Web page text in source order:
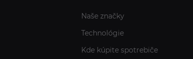
Naše značky
Technológie
Kde kúpite spotrebiče